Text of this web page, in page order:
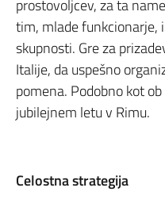
prostovoljcev, za ta
tim, mlade funkcionarje,
skupnosti. Gre za
Italije, da uspešno
pomena. Podobno kot
jubilejnem letu v Rimu.
Celostna strategija